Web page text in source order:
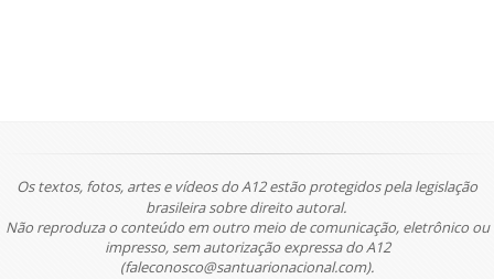
Os textos, fotos, artes e vídeos do A12 estão protegidos pela legislação
brasileira sobre direito autoral.
Não reproduza o conteúdo em outro meio de comunicação, eletrônico ou
impresso, sem autorização expressa do A12
(faleconosco@santuarionacional.com).